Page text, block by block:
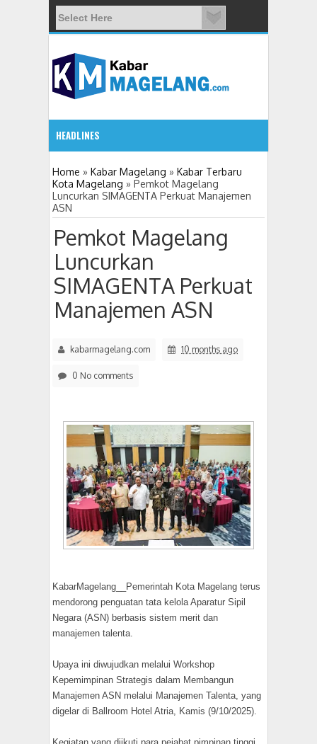
HEADLINES
5:32 PM
11 Siswa SMPN 3 Candimulyo Diduga Keracunan
Home » Kabar Magelang » Kabar Terbaru
Kota Magelang » Pemkot Magelang
Luncurkan SIMAGENTA Perkuat Manajemen
ASN
Pemkot Magelang
Luncurkan
SIMAGENTA Perkuat
Manajemen ASN
kabarmagelang.com 10 months ago
0 No comments
KabarMagelang__Pemerintah Kota Magelang terus
mendorong penguatan tata kelola Aparatur Sipil
Negara (ASN) berbasis sistem merit dan
manajemen talenta.
Upaya ini diwujudkan melalui Workshop
Kepemimpinan Strategis dalam Membangun
Manajemen ASN melalui Manajemen Talenta, yang
digelar di Ballroom Hotel Atria, Kamis (9/10/2025).